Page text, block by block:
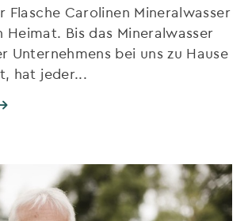
Flasche Carolinen Mineralwasser
Heimat. Bis das Mineralwasser
Unternehmens bei uns zu Hause
hat jeder...